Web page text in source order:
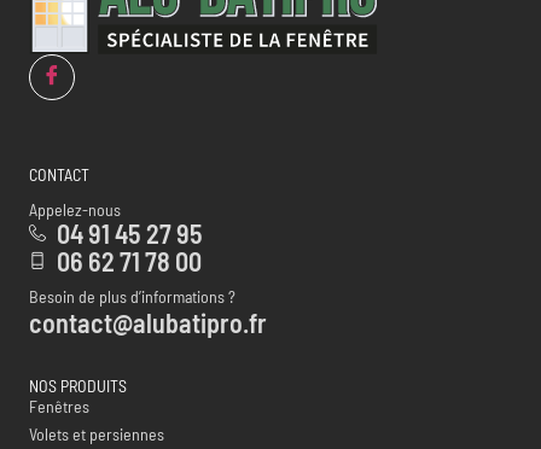
CONTACT
Appelez-nous
04 91 45 27 95
06 62 71 78 00
Besoin de plus d’informations ?
contact@alubatipro.fr
NOS PRODUITS
Fenêtres
Volets et persiennes